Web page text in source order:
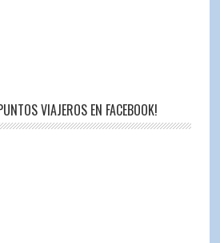
VIAJEROS EN FACEBOOK!